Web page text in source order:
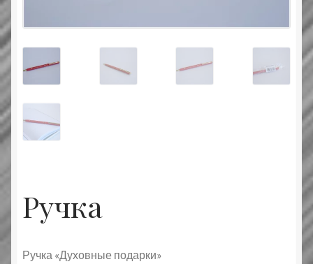
Контактная информация
О нас
Оплата и доставка
Сертификат
Ручка
Ручка «Духовные подарки»